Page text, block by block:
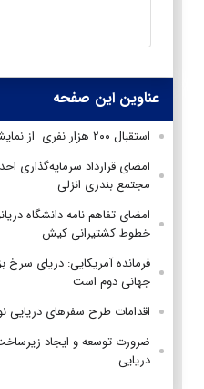
عناوین این صفحه
استقبال ۲۰۰ هزار نفری از نمایشگاه رسانه‌های ایران
مجتمع بندری انزلی
امضای تفاهم نامه دانشگاه
خطوط کشتیرانی کیش
فرمانده آمریکایی: دریای
جهانی دوم است
اقدامات طرح سفرهای دریایی نوروز ۱۴۰۳ در
ضرورت توسعه و ایجاد
دریایی